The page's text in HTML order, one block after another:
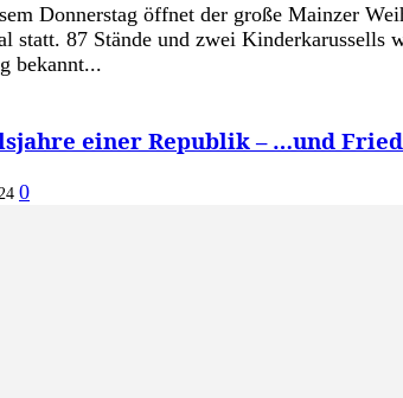
Donnerstag öffnet der große Mainzer
statt. 87 Stände und zwei Kinderkarussells
bekannt...
einer Republik – …und
0